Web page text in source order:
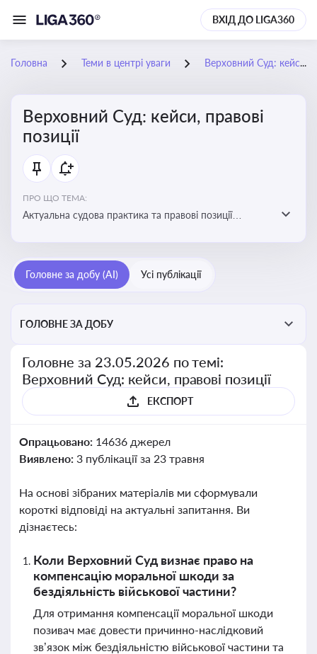
ВХІД ДО LIGA360
Головна Теми в центрі уваги Верховний Суд: кейси, правові позиції
Верховний Суд: кейси, правові
позиції
ПРО ЩО ТЕМА:
Актуальна судова практика та правові позиції
Головне за добу (AI) Усі публікації
ГОЛОВНЕ ЗА ДОБУ
Головне за 23.05.2026 по темі:
Верховний Суд: кейси, правові позиції
ЕКСПОРТ
Опрацьовано: 14636 джерел
Виявлено: 3 публікації за 23 травня
На основі зібраних матеріалів ми сформували
короткі відповіді на актуальні запитання. Ви
дізнаєтесь:
Коли Верховний Суд визнає право на
компенсацію моральної шкоди за
бездіяльність військової частини?
Для отримання компенсації моральної шкоди
позивач має довести причинно-наслідковий
зв’язок між бездіяльністю військової частини та